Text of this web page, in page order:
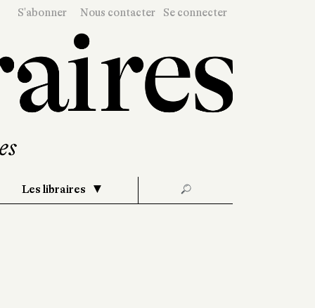
S'abonner Nous contacter Se connecter
Les libraires 🔎